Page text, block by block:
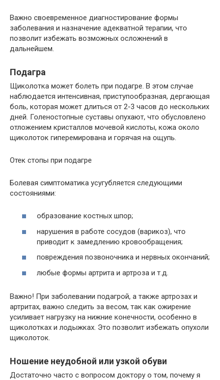
Важно своевременное диагностирование формы
заболевания и назначение адекватной терапии, что
позволит избежать возможных осложнений в
дальнейшем.
Подагра
Щиколотка может болеть при подагре. В этом случае
наблюдается интенсивная, приступообразная, дергающая
боль, которая может длиться от 2-3 часов до нескольких
дней. Голеностопные суставы опухают, что обусловлено
отложением кристаллов мочевой кислоты, кожа около
щиколоток гиперемирована и горячая на ощупь.
Отек стопы при подагре
Болевая симптоматика усугубляется следующими
состояниями:
образование костных шпор;
нарушения в работе сосудов (варикоз), что
приводит к замедлению кровообращения;
повреждения позвоночника и нервных окончаний;
любые формы артрита и артроза и т.д.
Важно! При заболевании подагрой, а также артрозах и
артритах, важно следить за весом, так как ожирение
усиливает нагрузку на нижние конечности, особенно в
щиколотках и лодыжках. Это позволит избежать опухоли
щиколоток.
Ношение неудобной или узкой обуви
Достаточно часто с вопросом доктору о том, почему я